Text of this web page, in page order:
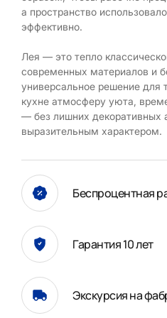
а пространство
эффективно.
Лея — это тепло
современных материалов и
универсальное решение для
кухне атмосферу уюта,
— без лишних декоративных
выразительным характером.
Беспроцентная
Гарантия 10 лет
Экскурсия на